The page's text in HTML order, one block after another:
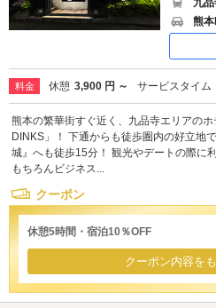
九
熊
料金 休憩 3,900 円 ～ サービスタイム
熊本の繁華街すぐ近く、九品寺エリアの
DINKS」！ 下通からも徒歩圏内の好立地
城』へも徒歩15分！ 観光やデートの際に
もちろんビジネス...
クーポン
休憩5時間・宿泊10％OFF
クーポン内容を